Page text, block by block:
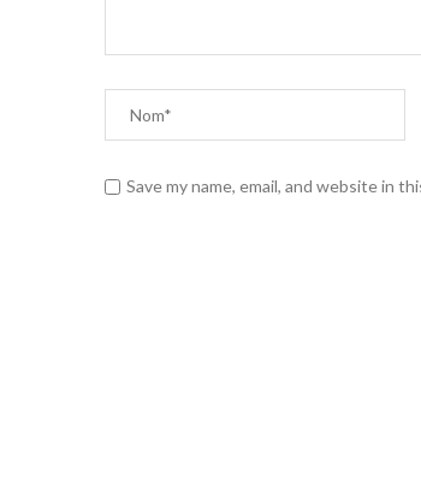
Save my name, email, and website in